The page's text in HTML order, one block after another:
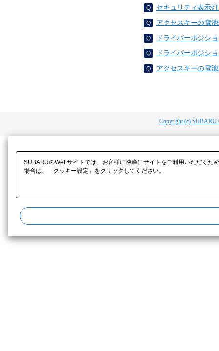
セキュリティ表示
アクセスキーの電
ドライバーポジシ
ドライバーポジシ
アクセスキーの電
Copyright (c) SUBARU
SUBARUのWebサイトでは、お客様に快適にサイトをご利用いただく
場合は、「クッキー設定」をクリックしてください。​